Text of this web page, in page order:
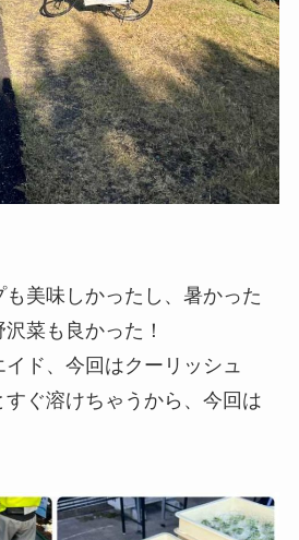
美味しかったし、暑かった
菜も良かった！
ド、今回はクーリッシュ
ぐ溶けちゃうから、今回は